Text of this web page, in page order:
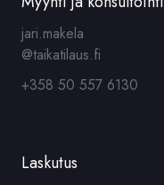
jari.makela
@taikatilaus.fi
+358 50 557 6130
Laskutus